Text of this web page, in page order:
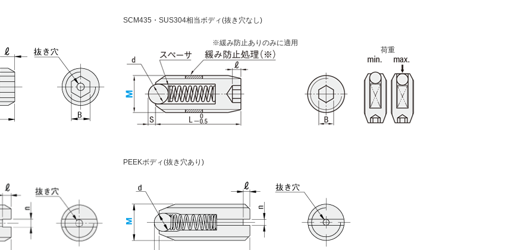
SCM435・SUS304相当ボディ(抜き穴なし)
荷重
※緩み防止ありのみに適用
PEEKボディ(抜き穴あり)